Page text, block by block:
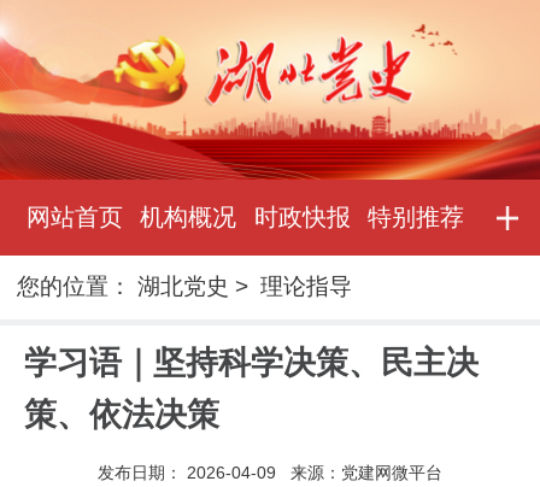
网站首页 机构概况 时政快报 特别推荐
您的位置：湖北党史 >理论指导
学习语｜坚持科学决策、民主决
策、依法决策
发布日期： 2026-04-09 来源： 党建网微平台